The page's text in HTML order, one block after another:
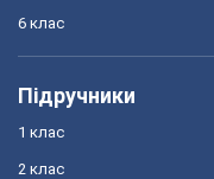
6 клас
Підручники
1 клас
2 клас